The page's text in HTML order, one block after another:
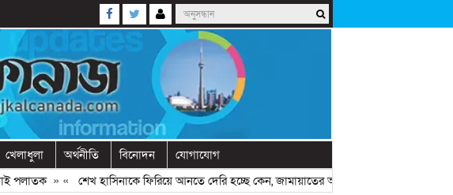
খেলাধুলা অর্থনীতি বিনোদন যোগাযোগ
» «শেখ হাসিনাকে ফিরিয়ে আনতে দেরি হচ্ছে কেন, জামায়াতের আমিরের প্রশ্ন